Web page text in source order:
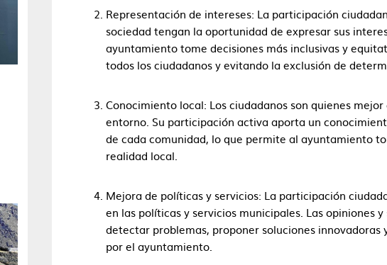
Representación de intereses: La participación
sociedad tengan la oportunidad de expresar sus
ayuntamiento tome decisiones más inclusivas y
todos los ciudadanos y evitando la exclusión de
Conocimiento local: Los ciudadanos son quienes
entorno. Su participación activa aporta un
de cada comunidad, lo que permite al ayuntamiento
realidad local.
Mejora de políticas y servicios: La participación
en las políticas y servicios municipales. Las opiniones
detectar problemas, proponer soluciones
por el ayuntamiento.